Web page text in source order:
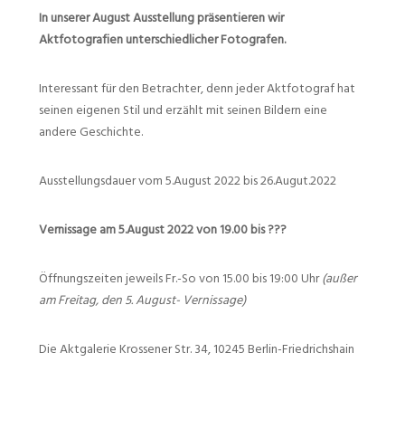
In unserer August Ausstellung präsentieren wir
Aktfotografien unterschiedlicher Fotografen.
Interessant für den Betrachter, denn jeder Aktfotograf hat
seinen eigenen Stil und erzählt mit seinen Bildern eine
andere Geschichte.
Ausstellungsdauer vom 5.August 2022 bis 26.Augut.2022
Vernissage am 5.August 2022 von 19.00 bis ???
Öffnungszeiten jeweils Fr.-So von 15.00 bis 19:00 Uhr(außer
am Freitag, den 5. August- Vernissage)
Die Aktgalerie Krossener Str. 34, 10245 Berlin-Friedrichshain